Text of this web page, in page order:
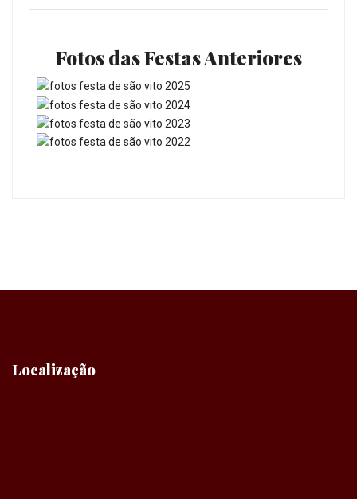
Fotos das Festas Anteriores
Localização